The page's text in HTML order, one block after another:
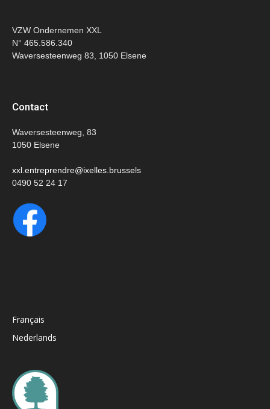
VZW Ondernemen XXL
N° 465.586.340
Waversesteenweg 83, 1050 Elsene
Contact
Waversesteenweg, 83
1050 Elsene
xxl.entreprendre@ixelles.brussels
0490 52 24 17
Français
Nederlands